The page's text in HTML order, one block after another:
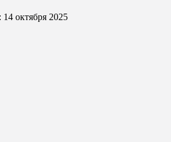
октября 2025